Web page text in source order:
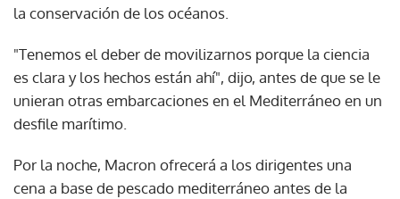
la conservación de los océanos.
"Tenemos el deber de movilizarnos porque la ciencia
es clara y los hechos están ahí", dijo, antes de que se le
unieran otras embarcaciones en el Mediterráneo en un
desfile marítimo.
Por la noche, Macron ofrecerá a los dirigentes una
cena a base de pescado mediterráneo antes de la